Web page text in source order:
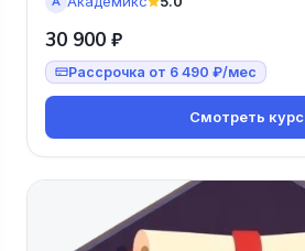
30 900 ₽
Рассрочка от 6 490 ₽/мес
Смотреть курс